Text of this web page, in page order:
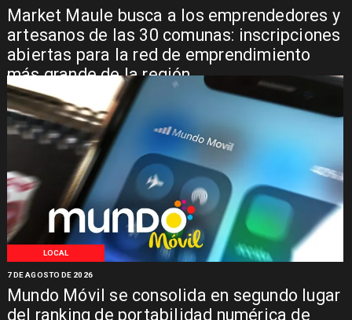
Market Maule busca a los emprendedores y
artesanos de las 30 comunas: inscripciones
abiertas para la red de emprendimiento
más grande de la región
LOCAL
Mundo Móvil se consolida en segundo lugar
del ranking de portabilidad numérica de
7 DE AGOSTO DE 2026